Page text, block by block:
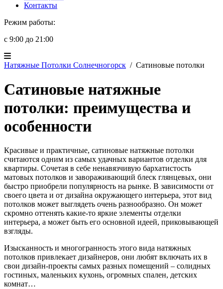
Контакты
Режим работы:
с 9:00 до 21:00
Натяжные Потолки Солнечногорск / Сатиновые потолки
Сатиновые натяжные
потолки: преимущества и
особенности
Красивые и практичные, сатиновые натяжные потолки
считаются одним из самых удачных вариантов отделки для
квартиры. Сочетая в себе ненавязчивую бархатистость
матовых потолков и завораживающий блеск глянцевых, они
быстро приобрели популярность на рынке. В зависимости от
своего цвета и от дизайна окружающего интерьера, этот вид
потолков может выглядеть очень разнообразно. Он может
скромно оттенять какие-то яркие элементы отделки
интерьера, а может быть его основной идеей, приковывающей
взгляды.
Изысканность и многогранность этого вида натяжных
потолков привлекает дизайнеров, они любят включать их в
свои дизайн-проекты самых разных помещений – солидных
гостиных, маленьких кухонь, огромных спален, детских
комнат…